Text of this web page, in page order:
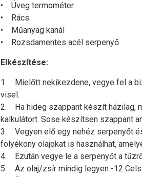
• Üveg termométer
• Rács
• Műanyag kanál
• Rozsdamentes acél serpenyő
Elkészítése:
1. Mielőtt nekikezdene, vegye fel a
visel.
2. Ha hideg szappant készít házilag,
kalkulátort. Sose készítsen szappant
3. Vegyen elő egy nehéz serpenyőt
folyékony olajokat is használhat,
4. Ezután vegye le a serpenyőt a
5. Az olaj/zsír mindig legyen -12